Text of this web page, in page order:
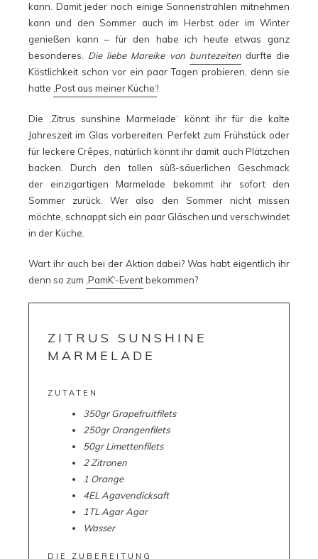
kann. Damit jeder noch einige Sonnenstrahlen mitnehmen
kann und den Sommer auch im Herbst oder im Winter
genießen kann – für den habe ich heute etwas ganz
besonderes. Die liebe Mareike von buntezeiten durfte die
Köstlichkeit schon vor ein paar Tagen probieren, denn sie
hatte ‚Post aus meiner Küche‘!
Die ‚Zitrus sunshine Marmelade‘ könnt ihr für die kalte
Jahreszeit im Glas vorbereiten. Perfekt zum Frühstück oder
für leckere Crêpes, natürlich könnt ihr damit auch Plätzchen
backen. Durch den tollen süß-säuerlichen Geschmack
der einzigartigen Marmelade bekommt ihr sofort den
Sommer zurück. Wer also den Sommer nicht missen
möchte, schnappt sich ein paar Gläschen und verschwindet
in der Küche.
Wart ihr auch bei der Aktion dabei? Was habt eigentlich ihr
denn so zum ‚PamK‘-Eventbekommen?
ZITRUS SUNSHINE
MARMELADE
ZUTATEN
350gr Grapefruitfilets
250gr Orangenfilets
50gr Limettenfilets
2 Zitronen
1 Orange
4EL Agavendicksaft
1TL Agar Agar
Wasser
DIE ZUBEREITUNG